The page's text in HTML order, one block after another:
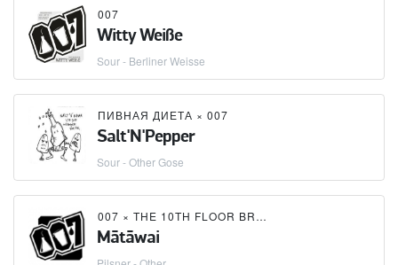
007
Witty Weiße
Sour - Berliner Weisse
ПИВНАЯ ДИЕТА × 007
Salt'N'Pepper
Sour - Other Gose
007 × THE 10TH FLOOR BREWERY
Mātāwai